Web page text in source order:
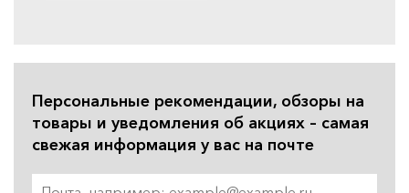
Персональные рекомендации, обзоры на
товары и уведомления об акциях – самая
свежая информация у вас на почте